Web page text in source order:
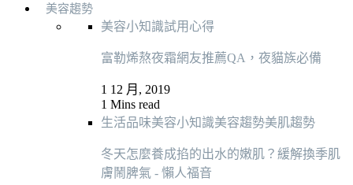
美容趨勢
美容小知識試用心得
富勒烯熬夜霜網友推薦QA，夜貓族必備
1 12 月, 2019
1 Mins read
生活品味美容小知識美容趨勢美肌趨勢
冬天怎麼養成掐的出水的嫩肌？緩解換季肌
膚鬧脾氣 - 懶人福音